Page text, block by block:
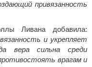
привязанность
Ливана добавила:
и укрепляет
вера сильна среди
врагам и